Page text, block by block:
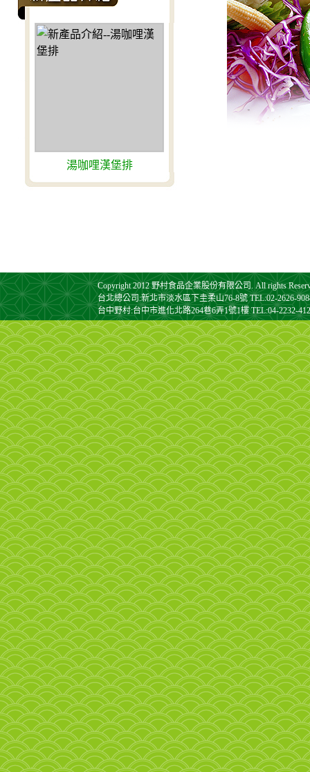
湯咖哩漢堡排
Copyright 2012 野村食品企業股份有限公司. All rights
台北總公司:新北市淡水區下圭柔山76-8號 TEL:02-2626-
台中野村:台中市進化北路264巷6弄1號1樓 TEL:04-2232-